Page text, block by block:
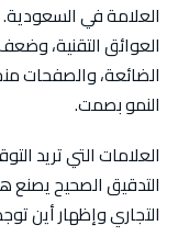
العلامة في
العوائق التقنية،
الضائعة، والصفحات
النمو بصمت.
العلامات التي تريد
التدقيق الصحيح يصنع
التجاري وإظهار أين